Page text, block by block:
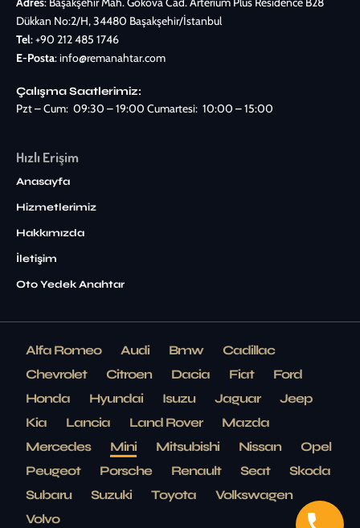
Dükkan No:2/H, 34480 Başakşehir/İstanbul
Tel:+90 212 485 1746
E-Posta:info@remanahtar.com
Çalışma Saatlerimiz:
Pzt – Cum: 09:30 – 19:00 Cumartesi: 10:00 – 15:00
Hızlı Erişim
Anasayfa
Hizmetlerimiz
Hakkımızda
İletişim
Oto Yedek Anahtar
Alfa Romeo Audi Bmw
Cadillac
Chevrolet
Citroen Dacia Fiat
Ford
Honda
Hyundai Isuzu Jaguar
Jeep
Kia
Lancia Land Rover
Mazda
Mercedes
Mini Mitsubishi Nissan
Opel
Peugeot
Porsche Renault Seat
Skoda
Subaru
Suzuki Toyota
Volkswagen
Volvo